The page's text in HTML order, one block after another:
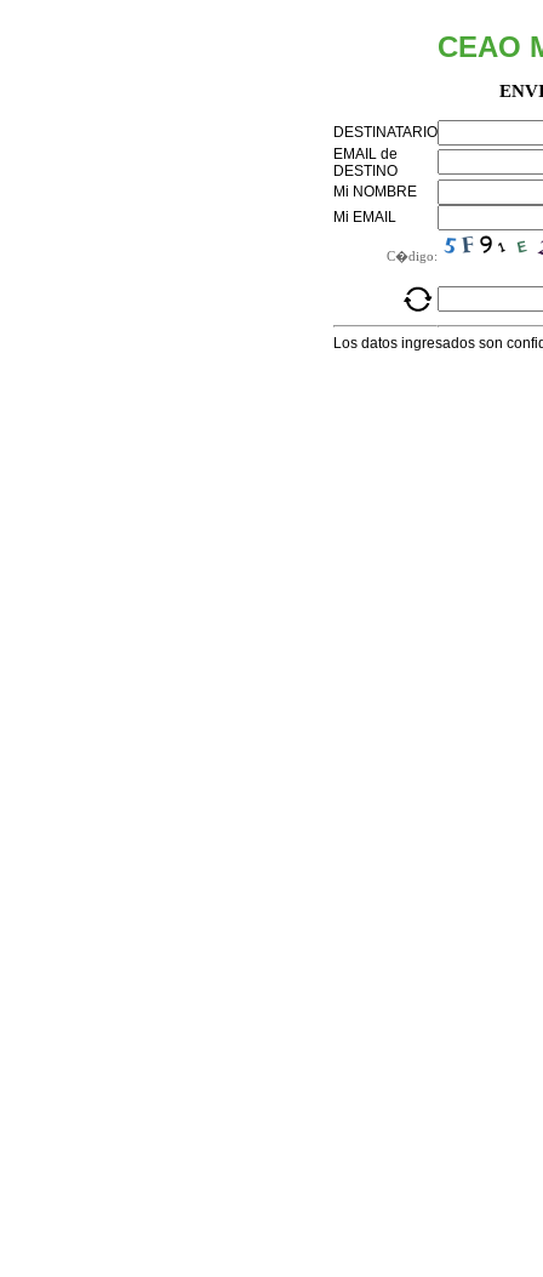
CEAO
DESTINATARIO
EMAIL de
DESTINO
Mi NOMBRE
Mi EMAIL
C�digo:
Los datos ingresados son